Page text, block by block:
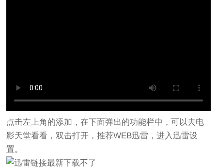
点击左上角的添加，在下面弹出的功能栏中，可以去电
影天堂看看，双击打开，推荐WEB迅雷，进入迅雷设
置。